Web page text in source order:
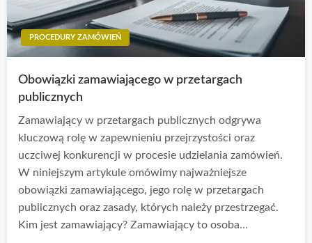
PROCEDURY ZAMÓWIEŃ
Obowiązki zamawiającego w przetargach
publicznych
Zamawiający w przetargach publicznych odgrywa
kluczową rolę w zapewnieniu przejrzystości oraz
uczciwej konkurencji w procesie udzielania zamówień.
W niniejszym artykule omówimy najważniejsze
obowiązki zamawiającego, jego rolę w przetargach
publicznych oraz zasady, których należy przestrzegać.
Kim jest zamawiający? Zamawiający to osoba…